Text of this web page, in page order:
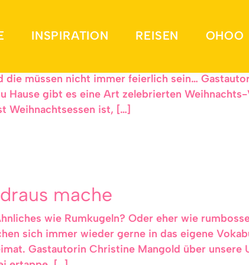
INSPIRATION REISEN OHOO
die müssen nicht immer feierlich sein…
Hause gibt es eine Art zelebrierten
Weihnachtsessen ist, […]
mache
wie Rumkugeln? Oder eher wie
sich immer wieder gerne in das eigene
Gastautorin Christine Mangold über unsere